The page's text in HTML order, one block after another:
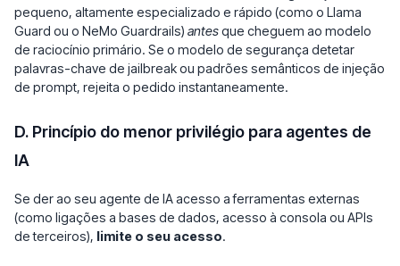
pequeno, altamente especializado e rápido (como o Llama
Guard ou o NeMo Guardrails) antesque cheguem ao modelo
de raciocínio primário. Se o modelo de segurança detetar
palavras-chave de jailbreak ou padrões semânticos de injeção
de prompt, rejeita o pedido instantaneamente.
D. Princípio do menor privilégio para agentes de
IA
Se der ao seu agente de IA acesso a ferramentas externas
(como ligações a bases de dados, acesso à consola ou APIs
de terceiros), limite o seu acesso.